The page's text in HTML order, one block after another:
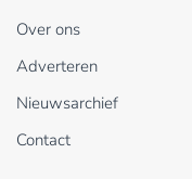
Over ons
Adverteren
Nieuwsarchief
Contact